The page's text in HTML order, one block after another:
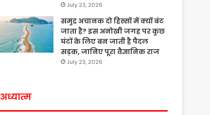
July 23, 2026
समुद्र अचानक दो हिस्सों में क्यों बंट
जाता है? इस अनोखी जगह पर कुछ
घंटों के लिए बन जाती है पैदल
सड़क, जानिए पूरा वैज्ञानिक राज
July 23, 2026
अध्यात्म